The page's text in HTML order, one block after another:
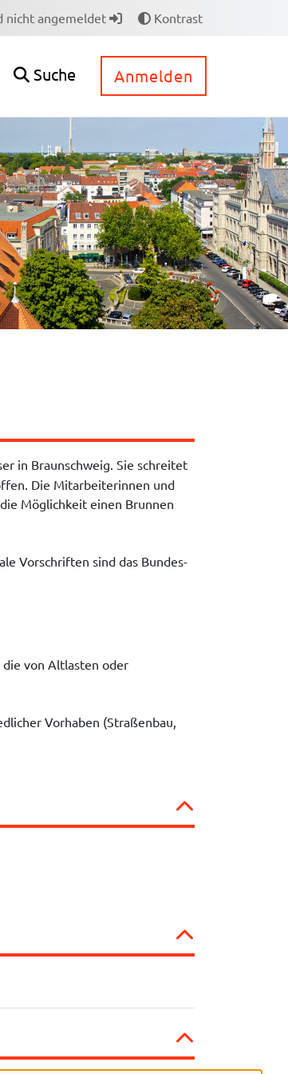
nicht angemeldet Kontrast
Suche Anmelden
in Braunschweig. Sie schreitet
Die Mitarbeiterinnen und
Möglichkeit einen Brunnen
Vorschriften sind das Bundes-
von Altlasten oder
Vorhaben (Straßenbau,